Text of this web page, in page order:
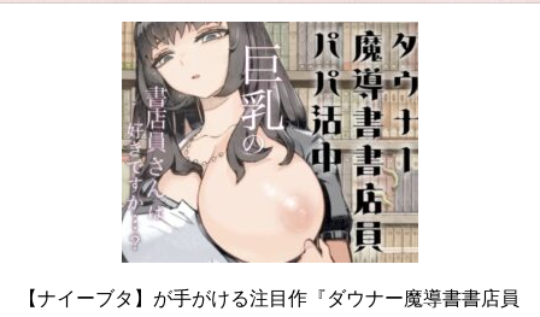
【ナイーブタ】が手がける注目作『ダウナー魔導書書店員